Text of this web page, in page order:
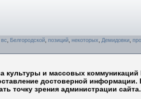
вс Белгородской позиций некоторых Демидовки
культуры и массовых
достоверной информации.
точку зрения администрации сайта.